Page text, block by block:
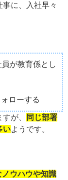
に、入社早々
が教育係とし
ローする
が、
同じ部署
いようです。
ノウハウや知識